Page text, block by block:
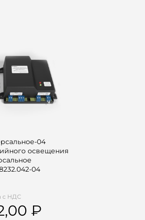
04
освещения
04
с НДС